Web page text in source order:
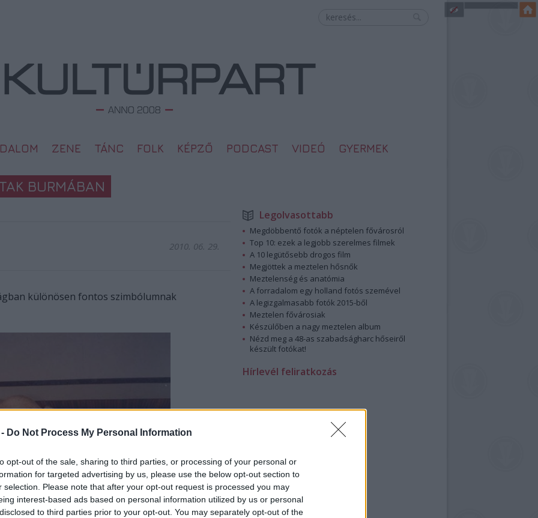
Do Not Process My Personal Information
opt-out of the sale, sharing to third parties, or processing of your personal or
for targeted advertising by us, please use the below opt-out section to
selection. Please note that after your opt-out request is processed you may
interest-based ads based on personal information utilized by us or personal
to third parties prior to your opt-out. You may separately opt-out of the
ZENE TÁNC FOLK KÉPZŐ PODCAST VIDEÓ GYERMEK
BURMÁBAN
2010. 06. 29.
különösen fontos szimbólumnak
Legolvasottabb
Megdöbbentő fotók a néptelen fővárosról
Top 10: ezek a legjobb szerelmes filmek
A 10 legütősebb drogos film
Megjöttek a meztelen hősnők
Meztelenség és anatómia
A forradalom egy holland fotós szemével
A legizgalmasabb fotók 2015-ből
Meztelen fővárosiak
Készülőben a nagy meztelen album
Nézd meg a 48-as szabadságharc hőseiről
készült fotókat!
Hírlevél feliratkozás